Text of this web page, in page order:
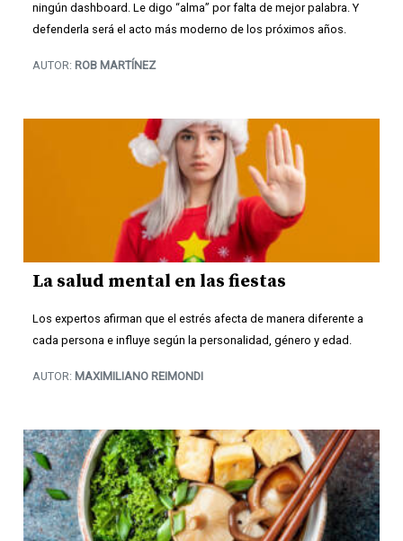
ningún dashboard. Le digo “alma” por falta de mejor palabra. Y
defenderla será el acto más moderno de los próximos años.
AUTOR: ROB MARTÍNEZ
La salud mental en las fiestas
Los expertos afirman que el estrés afecta de manera diferente a
cada persona e influye según la personalidad, género y edad.
AUTOR: MAXIMILIANO REIMONDI